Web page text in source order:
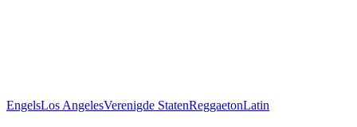
EngelsLos AngelesVerenigde StatenReggaetonLatin